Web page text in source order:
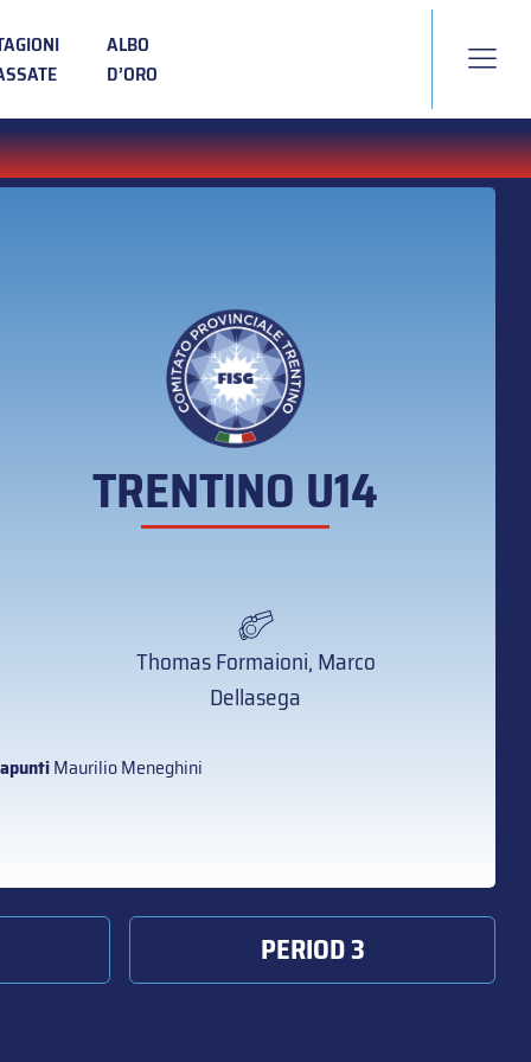
ALBO
D’ORO
TRENTINO U14
Thomas Formaioni, Marco
Dellasega
Maurilio Meneghini
PERIOD 3